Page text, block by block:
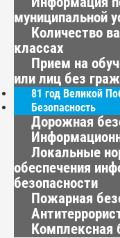
муниципальной
Количество
классах
Прием на
или лиц без
81 год Великой
Безопасность
Дорожная
Локальные
обеспечения
безопасности
Пожарная
Комплексная